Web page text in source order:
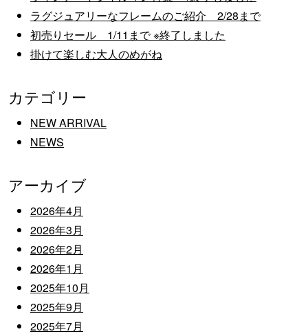
ラグジュアリーなフレームのご紹介 2/28まで
初売りセール 1/11まで ※終了しました
掛けて楽しむ大人のめがね
カテゴリー
NEW ARRIVAL
NEWS
アーカイブ
2026年4月
2026年3月
2026年2月
2026年1月
2025年10月
2025年9月
2025年7月